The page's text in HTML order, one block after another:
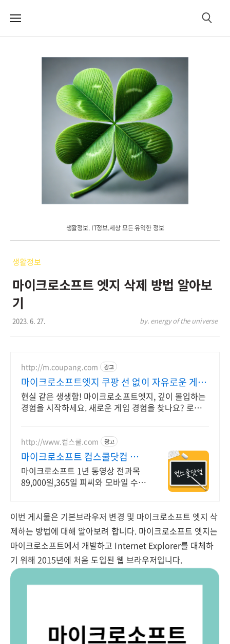
메
검
생활정보. IT정보.세상 모든 유익한 정보
생활정보
마이크로소프트 엣지 삭제 방법 알아보
기
2023. 6. 27. by. energy of the universe
http://m.coupang.com 광고
마이크로소프트엣지 쿠팡 선 없이 자유로운 게이
밍
현실 같은 생생함! 마이크로소프트엣지, 깊이 몰입하는
경험을 시작하세요. 새로운 게임 경험을 찾나요? 로켓
http://www.컴스쿨.com 광고
마이크로소프트 컴스쿨닷컴 당
일 신청&결제시 기프티콘!
마이크로소프트 1년 동영상 전과목
89,000원,365일 피씨와 모바일 수강
이번 게시물은 기본브라우저 변경 및 마이크로소프트 엣지 삭
제하는 방법에 대해 알아보려 합니다. 마이크로소프트 엣지는
마이크로소프트에서 개발하고 Internet Explorer를 대체하
기 위해 2015년에 처음 도입된 웹 브라우저입니다.